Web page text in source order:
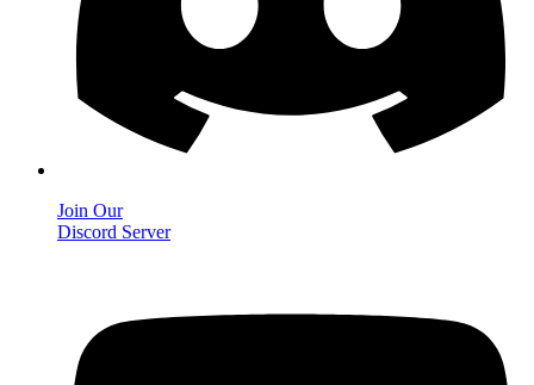
Join Our
Discord Server